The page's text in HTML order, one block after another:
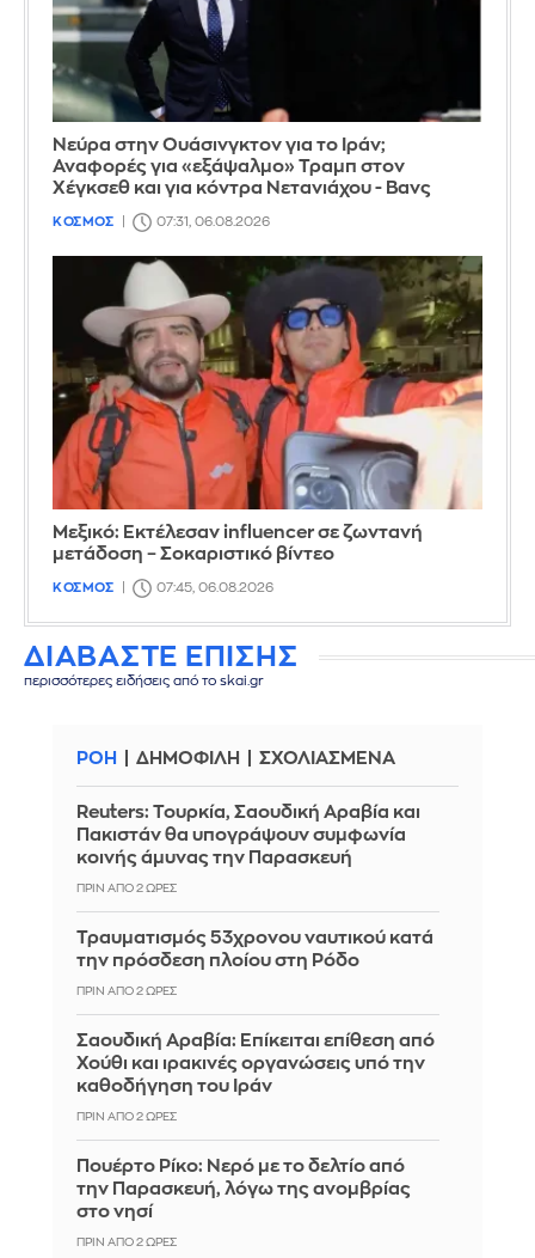
Νεύρα στην Ουάσινγκτον για το Ιράν;
Αναφορές για «εξάψαλμο» Τραμπ στον
Χέγκσεθ και για κόντρα Νετανιάχου - Βανς
ΚΟΣΜΟΣ 07:31, 06.08.2026
Μεξικό: Εκτέλεσαν influencer σε ζωντανή
μετάδοση – Σοκαριστικό βίντεο
ΚΟΣΜΟΣ 07:45, 06.08.2026
ΔΙΑΒΑΣΤΕ ΕΠΙΣΗΣ
περισσότερες ειδήσεις από το skai.gr
ΡΟΗ ΔΗΜΟΦΙΛΗ ΣΧΟΛΙΑΣΜΕΝΑ
Reuters: Τουρκία, Σαουδική Αραβία και
Πακιστάν θα υπογράψουν συμφωνία
κοινής άμυνας την Παρασκευή
ΠΡΙΝ ΑΠΌ 2 ΏΡΕΣ
Τραυματισμός 53χρονου ναυτικού κατά
την πρόσδεση πλοίου στη Ρόδο
ΠΡΙΝ ΑΠΌ 2 ΏΡΕΣ
Σαουδική Αραβία: Επίκειται επίθεση από
Χούθι και ιρακινές οργανώσεις υπό την
καθοδήγηση του Ιράν
ΠΡΙΝ ΑΠΌ 2 ΏΡΕΣ
Πουέρτο Ρίκο: Νερό με το δελτίο από
την Παρασκευή, λόγω της ανομβρίας
στο νησί
ΠΡΙΝ ΑΠΌ 2 ΏΡΕΣ